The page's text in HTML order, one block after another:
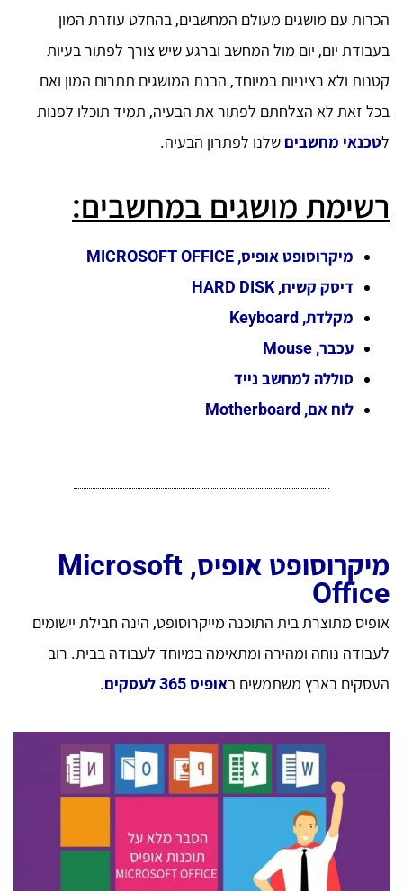
הכרות עם מושגים מעולם המחשבים, בהחלט עוזרת המון
בעבודת יום, יום מול המחשב וברגע שיש צורך לפתור בעיות
קטנות ולא רציניות במיוחד, הבנת המושגים תתרום המון ואם
בכל זאת לא הצלחתם לפתור את הבעיה, תמיד תוכלו לפנות
לטכנאי מחשבים שלנו לפתרון הבעיה.
רשימת מושגים במחשבים:
מיקרוסופט אופיס, MICROSOFT OFFICE​
דיסק קשיח, HARD DISK
מקלדת, Keyboard
עכבר, Mouse
סוללה למחשב נייד
לוח אם, Motherboard
מיקרוסופט אופיס, Microsoft
Office
אופיס מתוצרת בית התוכנה מייקרוסופט, הינה חבילת יישומים
לעבודה נוחה ומהירה ומתאימה במיוחד לעבודה בבית. רוב
העסקים בארץ משתמשים באופיס 365 לעסקים .